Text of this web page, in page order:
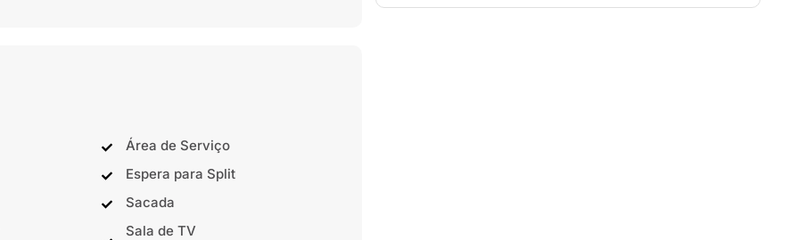
Área de Serviço
Espera para Split
Sacada
Sala de TV